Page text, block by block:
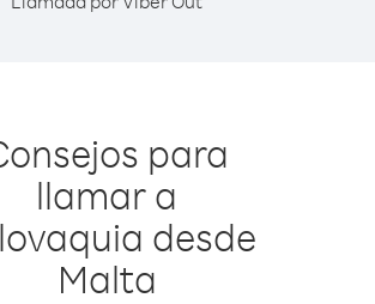
para
llamar a
desde
Malta